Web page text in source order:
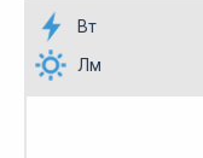
Вт
Лм